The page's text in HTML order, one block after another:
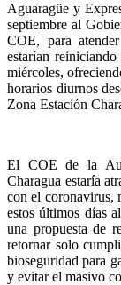
Aguaragüe y
septiembre al
COE, para
estarían
miércoles,
horarios diurnos
Zona Estación
El COE de la
Charagua estaría
con el coronavirus,
estos últimos días
una propuesta de
retornar solo
bioseguridad para
y evitar el masivo